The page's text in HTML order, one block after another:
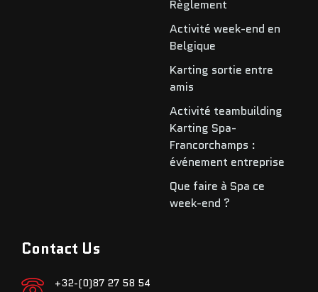
Règlement
Activité week-end en
Belgique
Karting sortie entre
amis
Activité teambuilding
Karting Spa-
Francorchamps :
événement entreprise
Que faire à Spa ce
week-end ?
Contact Us
+32-(0)87 27 58 54